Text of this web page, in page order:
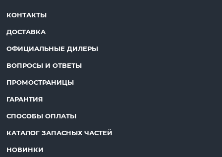
КОНТАКТЫ
ДОСТАВКА
ОФИЦИАЛЬНЫЕ ДИЛЕРЫ
ВОПРОСЫ И ОТВЕТЫ
ПРОМОСТРАНИЦЫ
ГАРАНТИЯ
СПОСОБЫ ОПЛАТЫ
КАТАЛОГ ЗАПАСНЫХ ЧАСТЕЙ
НОВИНКИ